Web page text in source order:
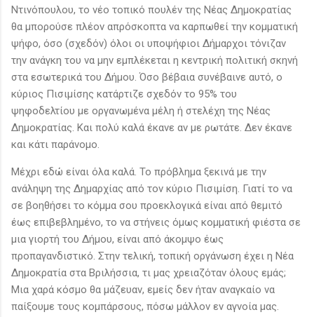
Ντινόπουλου, το νέο τοπικό πουλέν της Νέας Δημοκρατίας
θα μπορούσε πλέον απρόσκοπτα να καρπωθεί την κομματική
ψήφο, όσο (σχεδόν) όλοι οι υποψήφιοι Δήμαρχοι τόνιζαν
την ανάγκη του να μην εμπλέκεται η κεντρική πολιτική σκηνή
στα εσωτερικά του Δήμου. Όσο βέβαια συνέβαινε αυτό, ο
κύριος Πισιμίσης κατάρτιζε σχεδόν το 95% του
ψηφοδελτίου με οργανωμένα μέλη ή στελέχη της Νέας
Δημοκρατίας. Και πολύ καλά έκανε αν με ρωτάτε. Δεν έκανε
και κάτι παράνομο.
Μέχρι εδώ είναι όλα καλά. Το πρόβλημα ξεκινά με την
ανάληψη της Δημαρχίας από τον κύριο Πισιμίση. Γιατί το να
σε βοηθήσει το κόμμα σου προεκλογικά είναι από θεμιτό
έως επιβεβλημένο, το να στήνεις όμως κομματική φιέστα σε
μια γιορτή του Δήμου, είναι από άκομψο έως
προπαγανδιστικό. Στην τελική, τοπική οργάνωση έχει η Νέα
Δημοκρατία στα Βριλήσσια, τι μας χρειαζόταν όλους εμάς;
Μια χαρά κόσμο θα μάζευαν, εμείς δεν ήταν αναγκαίο να
παίξουμε τους κομπάρσους, πόσω μάλλον εν αγνοία μας.